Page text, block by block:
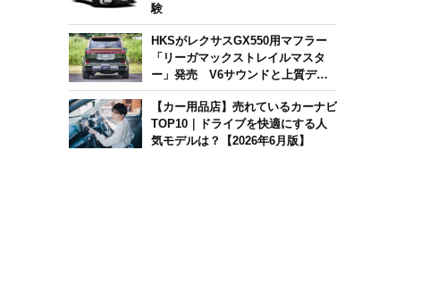
験
HKSがレクサスGX550用マフラー
「リーガマックストレイルマスタ
ー」発売 V6サウンドと上質デザ
インを両立
【カー用品店】売れているカーナビ
TOP10｜ドライブを快適にする人
気モデルは？【2026年6月版】